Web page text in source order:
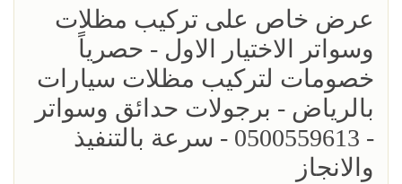
عرض خاص على تركيب مظلات
وسواتر الاختيار الاول - حصرياً
خصومات لتركيب مظلات سيارات
بالرياض - برجولات حدائق وسواتر
- 0500559613 - سرعة بالتنفيذ
والانجاز